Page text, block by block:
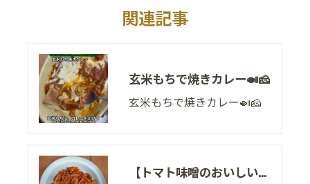
関連記事
玄米もちで焼きカレー🍛🧀
玄米もちで焼きカレー🍛🧀
【トマト味噌のおいしい食べ方！】